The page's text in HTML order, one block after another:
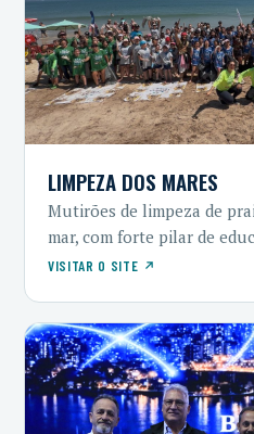
LIMPEZA DOS MARES
Mutirões de limpeza de
mar, com forte pilar de
VISITAR O SITE